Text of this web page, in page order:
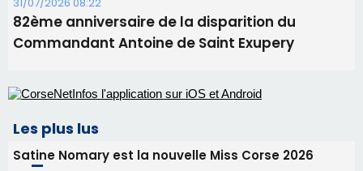
Benedetto
05/08/2026 09:53
procession le 14 août
31/07/2026 08:24
Tennis - Début ce week-end du tournoi du
RCPV